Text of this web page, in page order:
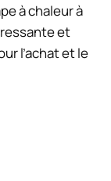
à chaleur à
et
l’achat et le